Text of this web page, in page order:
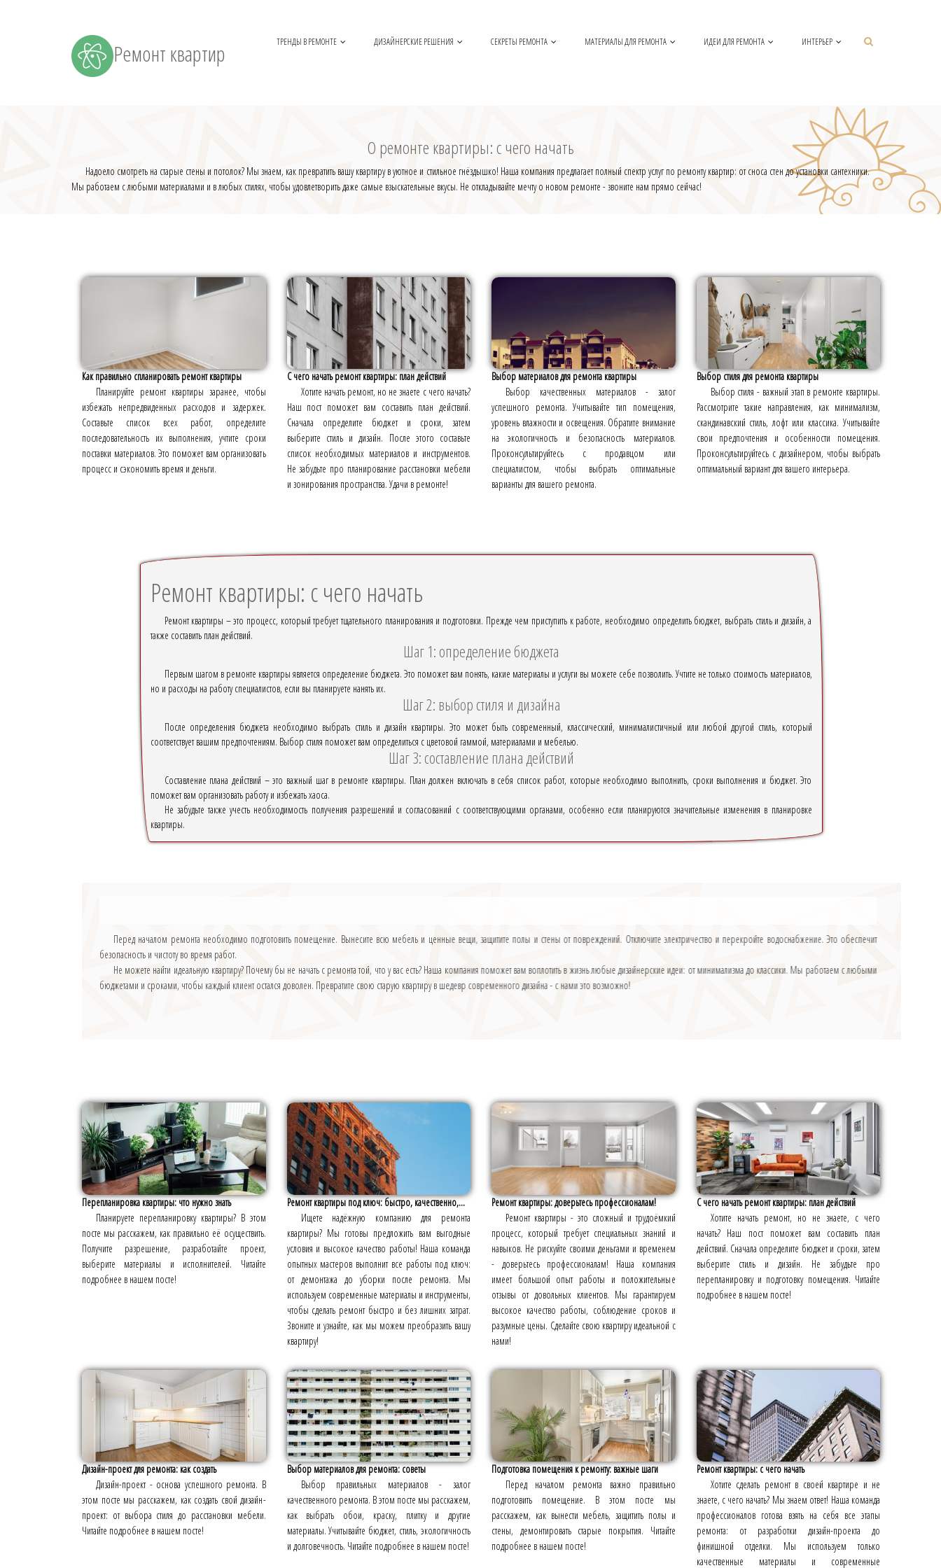
Ремонт квартир ТРЕНДЫ В РЕМОНТЕ ДИЗАЙНЕРСКИЕ РЕШЕНИЯ СЕКРЕТЫ РЕМОНТА МАТЕРИАЛЫ ДЛЯ РЕМОНТА ИДЕИ ДЛЯ РЕМОНТА ИНТЕРЬЕР
О ремонте квартиры: с чего начать
Надоело смотреть на старые стены и потолок? Мы знаем, как превратить вашу квартиру в уютное и стильное гнёздышко! Наша компания предлагает полный спектр услуг по ремонту квартир: от сноса стен до установки сантехники.
Мы работаем с любыми материалами и в любых стилях, чтобы удовлетворить даже самые взыскательные вкусы. Не откладывайте мечту о новом ремонте - звоните нам прямо сейчас!
Как правильно спланировать ремонт квартиры
Планируйте ремонт квартиры заранее, чтобы
избежать непредвиденных расходов и задержек.
Составьте список всех работ, определите
последовательность их выполнения, учтите сроки
поставки материалов. Это поможет вам организовать
процесс и сэкономить время и деньги.
С чего начать ремонт квартиры: план действий
Хотите начать ремонт, но не знаете с чего начать?
Наш пост поможет вам составить план действий.
Сначала определите бюджет и сроки, затем
выберите стиль и дизайн. После этого составьте
список необходимых материалов и инструментов.
Не забудьте про планирование расстановки мебели
и зонирования пространства. Удачи в ремонте!
Выбор материалов для ремонта квартиры
Выбор качественных материалов - залог
успешного ремонта. Учитывайте тип помещения,
уровень влажности и освещения. Обратите внимание
на экологичность и безопасность материалов.
Проконсультируйтесь с продавцом или
специалистом, чтобы выбрать оптимальные
варианты для вашего ремонта.
Выбор стиля для ремонта квартиры
Выбор стиля - важный этап в ремонте квартиры.
Рассмотрите такие направления, как минимализм,
скандинавский стиль, лофт или классика. Учитывайте
свои предпочтения и особенности помещения.
Проконсультируйтесь с дизайнером, чтобы выбрать
оптимальный вариант для вашего интерьера.
Ремонт квартиры: с чего начать
Ремонт квартиры – это процесс, который требует тщательного планирования и подготовки. Прежде чем приступить к работе, необходимо определить бюджет, выбрать стиль и дизайн, а
также составить план действий.
Шаг 1: определение бюджета
Первым шагом в ремонте квартиры является определение бюджета. Это поможет вам понять, какие материалы и услуги вы можете себе позволить. Учтите не только стоимость материалов,
но и расходы на работу специалистов, если вы планируете нанять их.
Шаг 2: выбор стиля и дизайна
После определения бюджета необходимо выбрать стиль и дизайн квартиры. Это может быть современный, классический, минималистичный или любой другой стиль, который
соответствует вашим предпочтениям. Выбор стиля поможет вам определиться с цветовой гаммой, материалами и мебелью.
Шаг 3: составление плана действий
Составление плана действий – это важный шаг в ремонте квартиры. План должен включать в себя список работ, которые необходимо выполнить, сроки выполнения и бюджет. Это
поможет вам организовать работу и избежать хаоса.
Не забудьте также учесть необходимость получения разрешений и согласований с соответствующими органами, особенно если планируются значительные изменения в планировке
квартиры.
Перед началом ремонта необходимо подготовить помещение. Вынесите всю мебель и ценные вещи, защитите полы и стены от повреждений. Отключите электричество и перекройте водоснабжение. Это обеспечит
безопасность и чистоту во время работ.
Не можете найти идеальную квартиру? Почему бы не начать с ремонта той, что у вас есть? Наша компания поможет вам воплотить в жизнь любые дизайнерские идеи: от минимализма до классики. Мы работаем с любыми
бюджетами и сроками, чтобы каждый клиент остался доволен. Превратите свою старую квартиру в шедевр современного дизайна - с нами это возможно!
Перепланировка квартиры: что нужно знать
Планируете перепланировку квартиры? В этом
посте мы расскажем, как правильно её осуществить.
Получите разрешение, разработайте проект,
выберите материалы и исполнителей. Читайте
подробнее в нашем посте!
Ремонт квартиры под ключ: быстро, качественно,...
Ищете надёжную компанию для ремонта
квартиры? Мы готовы предложить вам выгодные
условия и высокое качество работы! Наша команда
опытных мастеров выполнит все работы под ключ:
от демонтажа до уборки после ремонта. Мы
используем современные материалы и инструменты,
чтобы сделать ремонт быстро и без лишних затрат.
Звоните и узнайте, как мы можем преобразить вашу
квартиру!
Ремонт квартиры: доверьтесь профессионалам!
Ремонт квартиры - это сложный и трудоёмкий
процесс, который требует специальных знаний и
навыков. Не рискуйте своими деньгами и временем
- доверьтесь профессионалам! Наша компания
имеет большой опыт работы и положительные
отзывы от довольных клиентов. Мы гарантируем
высокое качество работы, соблюдение сроков и
разумные цены. Сделайте свою квартиру идеальной с
нами!
С чего начать ремонт квартиры: план действий
Хотите начать ремонт, но не знаете, с чего
начать? Наш пост поможет вам составить план
действий. Сначала определите бюджет и сроки, затем
выберите стиль и дизайн. Не забудьте про
перепланировку и подготовку помещения. Читайте
подробнее в нашем посте!
Дизайн-проект для ремонта: как создать
Дизайн-проект - основа успешного ремонта. В
этом посте мы расскажем, как создать свой дизайн-
проект: от выбора стиля до расстановки мебели.
Читайте подробнее в нашем посте!
Выбор материалов для ремонта: советы
Выбор правильных материалов - залог
качественного ремонта. В этом посте мы расскажем,
как выбрать обои, краску, плитку и другие
материалы. Учитывайте бюджет, стиль, экологичность
и долговечность. Читайте подробнее в нашем посте!
Подготовка помещения к ремонту: важные шаги
Перед началом ремонта важно правильно
подготовить помещение. В этом посте мы
расскажем, как вынести мебель, защитить полы и
стены, демонтировать старые покрытия. Читайте
подробнее в нашем посте!
Ремонт квартиры: с чего начать
Хотите сделать ремонт в своей квартире и не
знаете, с чего начать? Мы знаем ответ! Наша команда
профессионалов готова взять на себя все этапы
ремонта: от разработки дизайн-проекта до
финишной отделки. Мы используем только
качественные материалы и современные